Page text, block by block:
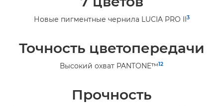
Технические характеристики
Новые пигментные чернила LUCIA PRO II3
Точность цветопередачи
Высокий охват PANTONE™12
Прочность